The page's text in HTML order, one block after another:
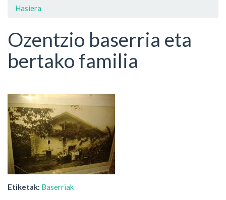
Hasiera
Ozentzio baserria eta
bertako familia
Etiketak: Baserriak